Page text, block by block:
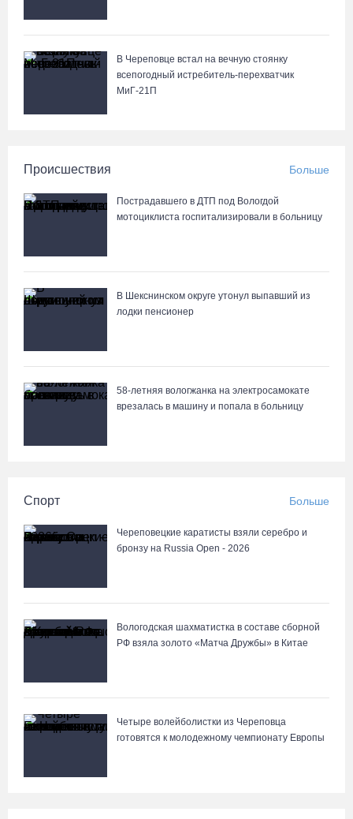
В Череповце встал на вечную стоянку
всепогодный истребитель-перехватчик
МиГ‑21П
Происшествия Больше
Пострадавшего в ДТП под Вологдой
мотоциклиста госпитализировали в больницу
В Шекснинском округе утонул выпавший из
лодки пенсионер
58-летняя вологжанка на электросамокате
врезалась в машину и попала в больницу
Спорт Больше
Череповецкие каратисты взяли серебро и
бронзу на Russia Open - 2026
Вологодская шахматистка в составе сборной
РФ взяла золото «Матча Дружбы» в Китае
Четыре волейболистки из Череповца
готовятся к молодежному чемпионату Европы